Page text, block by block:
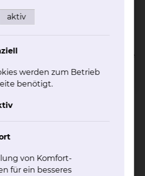
Per E-Mail kontaktieren
hier über nuklearmedizinische
zur Schmerzlinderung
aktiv
werden zum Betrieb
benötigt.
von Komfort-
für ein besseres